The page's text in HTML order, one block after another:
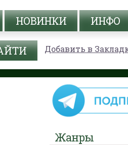
НОВИНКИ ИНФО
Добавить в
Жанры